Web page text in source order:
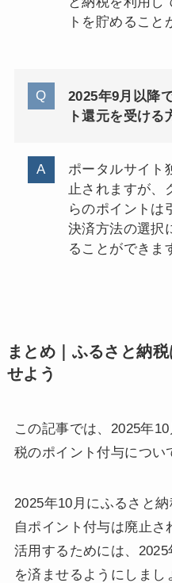
トを貯めること
2025年9月以降
ト還元を受ける
ポータルサイト
止されますが、
らのポイントは
決済方法の選択
ることができま
まとめ｜ふるさと納
せよう
この記事では、2025年
税のポイント付与につい
2025年10月にふるさと
自ポイント付与は廃止
活用するためには、
を済ませるようにしまし